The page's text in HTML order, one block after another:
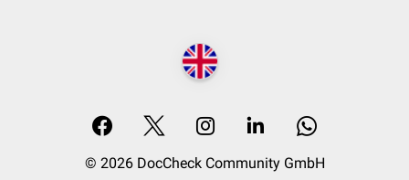
© 2026 DocCheck Community GmbH